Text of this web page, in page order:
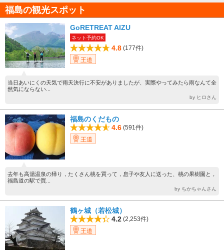
福島の観光スポット
GoRETREAT AIZU
ネット予約OK
4.8 (177件)
王道
当日あいにくの天気で雨天決行に不安がありましたが、実際やってみたら雨なんて全
然気にならない...
by ヒロさん
福島のくだもの
4.6 (591件)
王道
去年も高湯温泉の帰り，たくさん桃を買って，息子や友人に送った、桃の果樹園と，
福島道の駅で買...
by ちかちゃんさん
鶴ヶ城（若松城）
4.2 (2,253件)
王道